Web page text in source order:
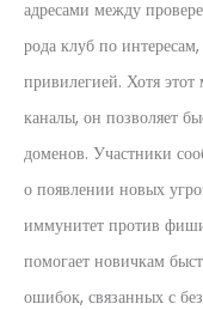
адресами между
рода клуб по
привилегией. Хотя
каналы, он позволяет
доменов. Участники
о появлении новых
иммунитет против
помогает новичкам
ошибок, связанных с